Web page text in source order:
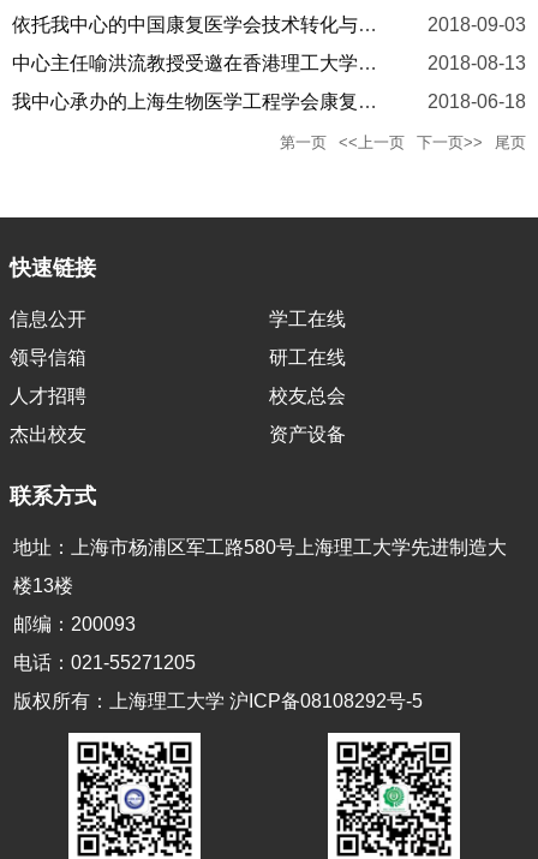
依托我中心的中国康复医学会技术转化与产业促进专委会共同承办“一带一路”中部康复论坛
2018-09-03
中心主任喻洪流教授受邀在香港理工大学做学术报告
2018-08-13
我中心承办的上海生物医学工程学会康复工程专委会年度会议成功举办
2018-06-18
第一页 <<上一页 下一页>> 尾页
快速链接
信息公开
学工在线
领导信箱
研工在线
人才招聘
校友总会
杰出校友
资产设备
联系方式
地址：上海市杨浦区军工路580号上海理工大学先进制造大
楼13楼
邮编：200093
电话：021-55271205
版权所有：上海理工大学 沪ICP备08108292号-5